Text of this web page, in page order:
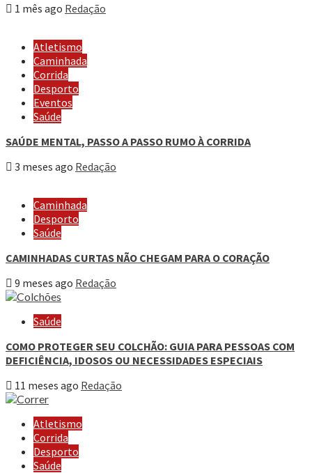
1 mês ago Redação
Atletismo
Caminhada
Corrida
Desporto
Eventos
Saúde
SAÚDE MENTAL, PASSO A PASSO RUMO À CORRIDA
3 meses ago Redação
Caminhada
Desporto
Saúde
CAMINHADAS CURTAS NÃO CHEGAM PARA O CORAÇÃO
9 meses ago Redação
Saúde
COMO PROTEGER SEU COLCHÃO: GUIA PARA PESSOAS COM
DEFICIÊNCIA, IDOSOS OU NECESSIDADES ESPECIAIS
11 meses ago Redação
Atletismo
Corrida
Desporto
Saúde